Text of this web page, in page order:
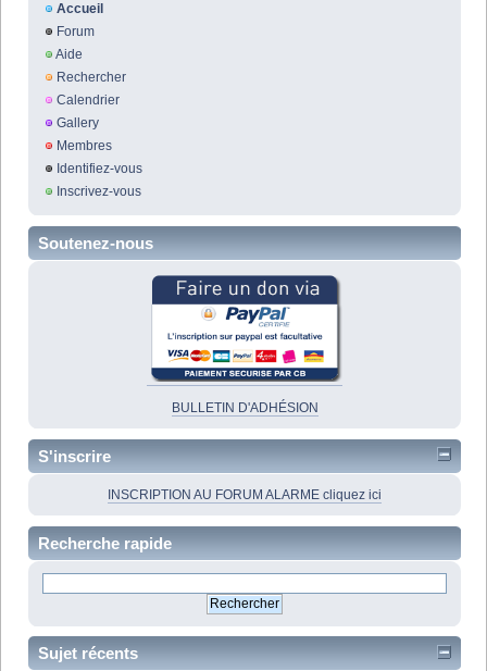
Accueil
Forum
Aide
Rechercher
Calendrier
Gallery
Membres
Identifiez-vous
Inscrivez-vous
Soutenez-nous
BULLETIN D'ADHÉSION
S'inscrire
INSCRIPTION AU FORUM ALARME cliquez ici
Recherche rapide
Sujet récents